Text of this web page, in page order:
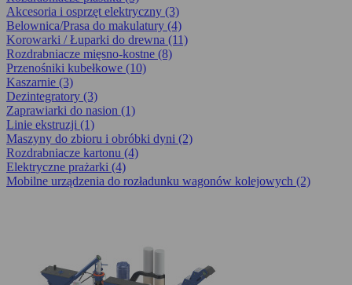
Akcesoria i osprzęt elektryczny (3)
Belownica/Prasa do makulatury (4)
Korowarki / Łuparki do drewna (11)
Rozdrabniacze mięsno-kostne (8)
Przenośniki kubełkowe (10)
Kaszarnie (3)
Dezintegra­tory (3)
Zaprawiarki do nasion (1)
Linie ekstruzji (1)
Maszyny do zbioru i obróbki dyni (2)
Rozdrabniacze kartonu (4)
Elektryczne prażarki (4)
Mobilne urządzenia do rozładunku wagonów kolejowych (2)